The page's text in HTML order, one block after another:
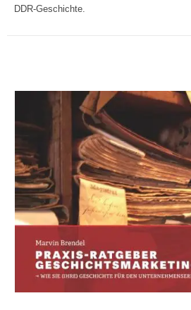
DDR-Geschichte.